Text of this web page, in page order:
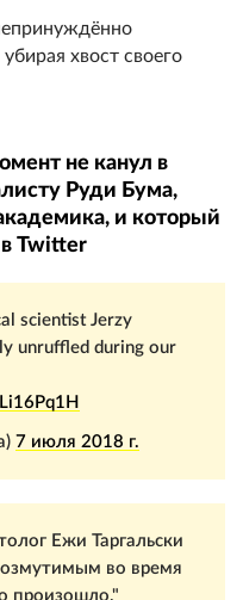
хвост своего
не канул в
Руди Бума,
и который
Twitter
scientist Jerzy
unruffled during our
7 июля 2018 г.
Ежи Таргальски
во время
произошло."